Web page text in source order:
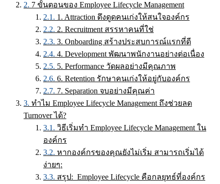
7 ขั้นตอนของ Employee Lifecycle Management
1. Attraction ดึงดูดคนเก่งให้สนใจองค์กร
2. Recruitment สรรหาคนที่ใช่
3. Onboarding สร้างประสบการณ์แรกที่ดี
4. Development พัฒนาพนักงานอย่างต่อเนื่อง
5. Performance วัดผลอย่างมีคุณภาพ
6. Retention รักษาคนเก่งให้อยู่กับองค์กร
7. Separation จบอย่างมีคุณค่า
ทำไม Employee Lifecycle Management ถึงช่วยลด
Turnover ได้?
วิธีเริ่มทำ Employee Lifecycle Management ใน
องค์กร
หากองค์กรของคุณยังไม่เริ่ม สามารถเริ่มได้
ง่ายๆ:
สรุป: Employee Lifecycle คือกลยุทธ์ที่องค์กร